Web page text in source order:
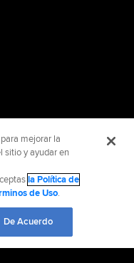
mejorar la
sitio y ayudar en
la Política de
de Uso.
De Acuerdo